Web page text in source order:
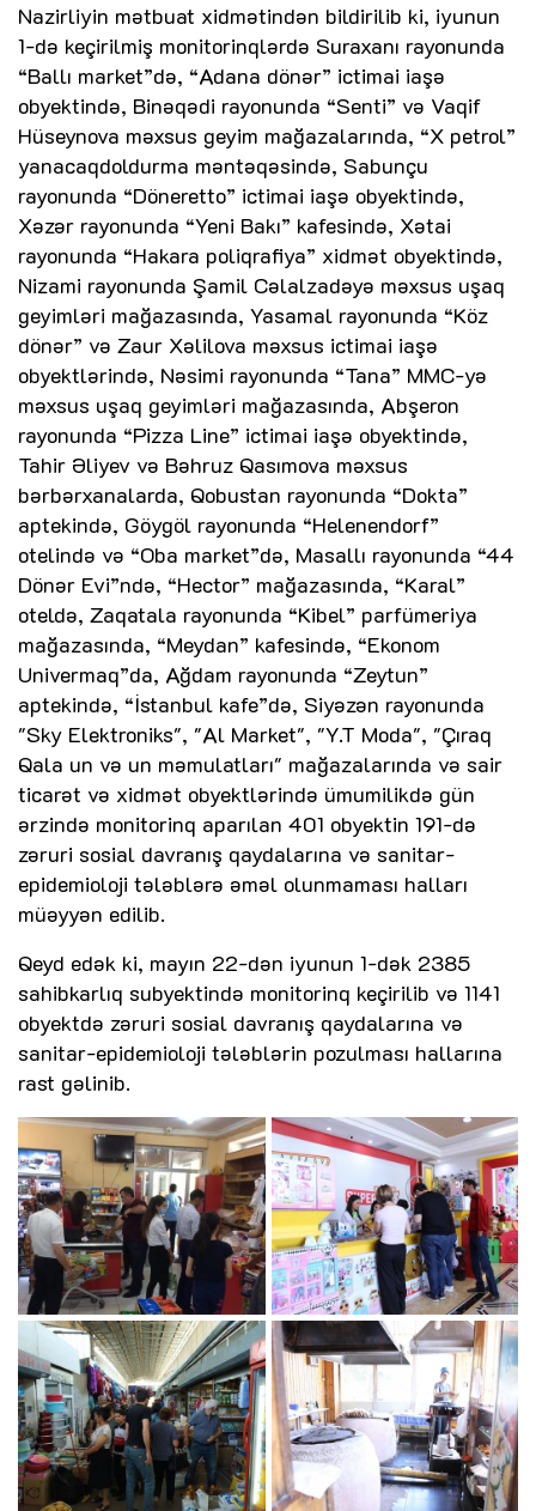
Nazirliyin mətbuat xidmətindən bildirilib ki, iyunun
1-də keçirilmiş monitorinqlərdə Suraxanı rayonunda
“Ballı market”də, “Adana dönər” ictimai iaşə
obyektində, Binəqədi rayonunda “Senti” və Vaqif
Hüseynova məxsus geyim mağazalarında, “X petrol”
yanacaqdoldurma məntəqəsində, Sabunçu
rayonunda “Döneretto” ictimai iaşə obyektində,
Xəzər rayonunda “Yeni Bakı” kafesində, Xətai
rayonunda “Hakara poliqrafiya” xidmət obyektində,
Nizami rayonunda Şamil Cəlalzadəyə məxsus uşaq
geyimləri mağazasında, Yasamal rayonunda “Köz
dönər” və Zaur Xəlilova məxsus ictimai iaşə
obyektlərində, Nəsimi rayonunda “Tana” MMC-yə
məxsus uşaq geyimləri mağazasında, Abşeron
rayonunda “Pizza Line” ictimai iaşə obyektində,
Tahir Əliyev və Bəhruz Qasımova məxsus
bərbərxanalarda, Qobustan rayonunda “Dokta”
aptekində, Göygöl rayonunda “Helenendorf”
otelində və “Oba market”də, Masallı rayonunda “44
Dönər Evi”ndə, “Hector” mağazasında, “Karal”
oteldə, Zaqatala rayonunda “Kibel” parfümeriya
mağazasında, “Meydan” kafesində, “Ekonom
Univermaq”da, Ağdam rayonunda “Zeytun”
aptekində, “İstanbul kafe”də, Siyəzən rayonunda
"Sky Elektroniks", "Al Market", "Y.T Moda", "Çıraq
Qala un və un məmulatları" mağazalarında və sair
ticarət və xidmət obyektlərində ümumilikdə gün
ərzində monitorinq aparılan 401 obyektin 191-də
zəruri sosial davranış qaydalarına və sanitar-
epidemioloji tələblərə əməl olunmaması halları
müəyyən edilib.
Qeyd edək ki, mayın 22-dən iyunun 1-dək 2385
sahibkarlıq subyektində monitorinq keçirilib və 1141
obyektdə zəruri sosial davranış qaydalarına və
sanitar-epidemioloji tələblərin pozulması hallarına
rast gəlinib.